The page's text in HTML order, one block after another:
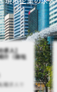
人】
介（自社
職求人で